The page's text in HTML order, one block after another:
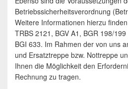
Betriebssicherheitsverordnung
Weitere Informationen hierzu
TRBS 2121, BGV A1, BGR 198/
BGI 633. Im Rahmen der von uns
und Ersatztreppe bzw. Nottreppe
Ihnen die Möglichkeit den
Rechnung zu tragen.